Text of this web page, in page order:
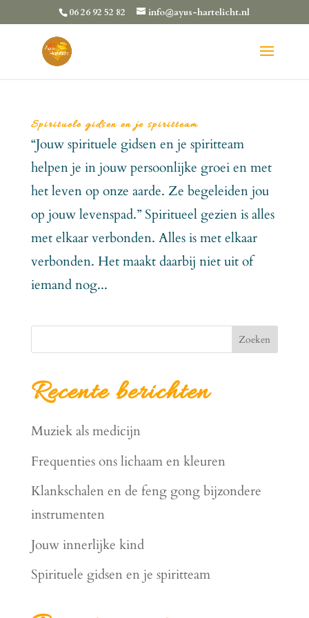
06 26 92 52 82 info@ayus-hartelicht.nl
Spirituele gidsen en je spiritteam
“Jouw spirituele gidsen en je spiritteam
helpen je in jouw persoonlijke groei en met
het leven op onze aarde. Ze begeleiden jou
op jouw levenspad.” Spiritueel gezien is alles
met elkaar verbonden. Alles is met elkaar
verbonden. Het maakt daarbij niet uit of
iemand nog...
Zoeken
Recente berichten
Muziek als medicijn
Frequenties ons lichaam en kleuren
Klankschalen en de feng gong bijzondere
instrumenten
Jouw innerlijke kind
Spirituele gidsen en je spiritteam